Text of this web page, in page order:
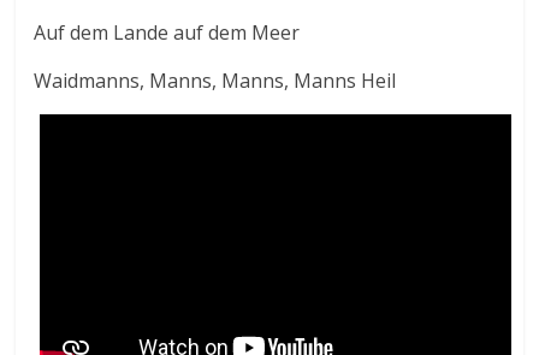
Auf dem Lande auf dem Meer
Waidmanns, Manns, Manns, Manns Heil